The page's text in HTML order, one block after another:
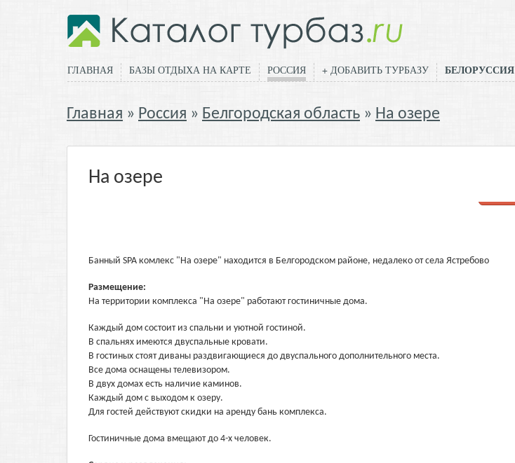
ГЛАВНАЯ БАЗЫ ОТДЫХА НА КАРТЕ РОССИЯ + ДОБАВИТЬ ТУРБАЗУ БЕЛОРУССИЯ
Главная Россия Белгородская область На озере
На озере
Банный SPA комлекс "На озере" находится в Белгородском районе, недалеко от села Ястребово
Размещение:
На территории комплекса "На озере" работают гостиничные дома.
Каждый дом состоит из спальни и уютной гостиной.
В спальнях имеются двуспальные кровати.
В гостиных стоят диваны раздвигающиеся до двуспального дополнительного места.
Все дома оснащены телевизором.
В двух домах есть наличие каминов.
Каждый дом с выходом к озеру.
Для гостей действуют скидки на аренду бань комплекса.
Гостиничные дома вмещают до 4-х человек.